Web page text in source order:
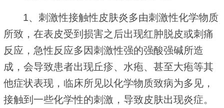
1、刺激性接触性皮肤炎多由刺激性化学物质
所致，在表皮受到损害之后出现红肿脱皮或刺痛
反应，急性反应多因刺激性强的强酸强碱所造
成，会导致患者出现丘疹、水疱、甚至大疱等其
他症状表现，临床所见以化学物质致病为多见，
接触到一些化学性的刺激，导致皮肤出现炎症。